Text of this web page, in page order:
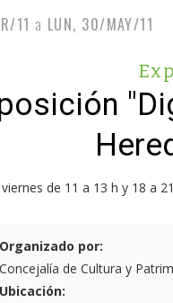
11 a LUN, 30/MAY/11
de 11 a 13 h y 18 a
Organizado por:
Concejalía de Cultura y
Ubicación: